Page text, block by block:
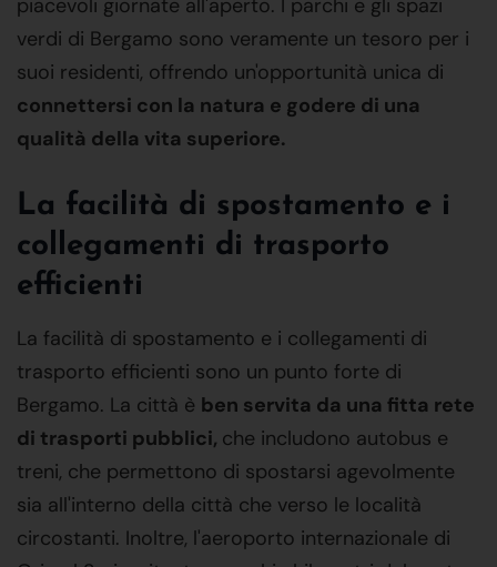
piacevoli giornate all'aperto. I parchi e gli spazi
verdi di Bergamo sono veramente un tesoro per i
suoi residenti, offrendo un'opportunità unica di
connettersi con la natura e godere di una
qualità della vita superiore.
La facilità di spostamento e i
collegamenti di trasporto
efficienti
La facilità di spostamento e i collegamenti di
trasporto efficienti sono un punto forte di
Bergamo. La città è ben servita da una fitta rete
di trasporti pubblici, che includono autobus e
treni, che permettono di spostarsi agevolmente
sia all'interno della città che verso le località
circostanti. Inoltre, l'aeroporto internazionale di